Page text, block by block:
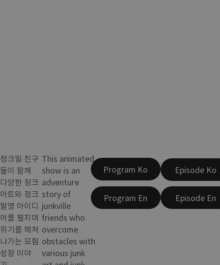
정크빌 친구
들이 함께
다양한 정크
아트와 정크
발명 아이디
어를 펼치며
위기를 헤쳐
나가는 모험
성장 이야
This animated
show is an
adventure
story of
junkville
friends who
overcome
obstacles with
various junk
Program Ko
Program En
Episode Ko
Episode En